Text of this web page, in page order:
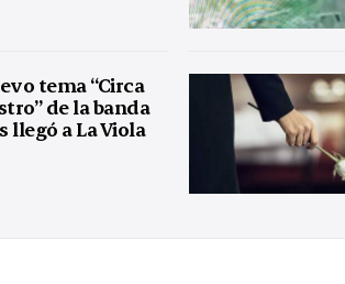
tema “Circa
de la banda
llegó a La Viola